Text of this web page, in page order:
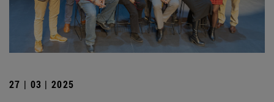
27 | 03 | 2025